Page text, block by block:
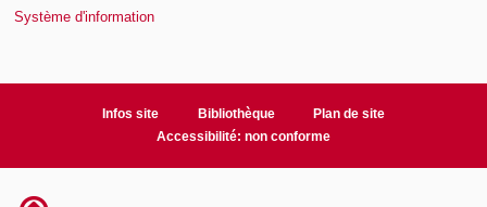
Système d'information
Infos site Bibliothèque
Plan de site
Accessibilité: non conforme